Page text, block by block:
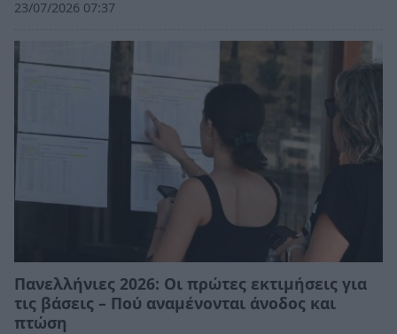
23/07/2026 07:37
Πανελλήνιες 2026: Οι πρώτες εκτιμήσεις για
τις βάσεις – Πού αναμένονται άνοδος και
πτώση